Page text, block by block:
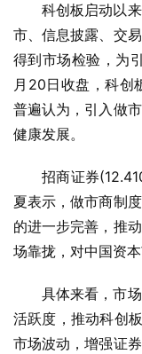
科创板启动以
市、信息披露、交
得到市场检验，为
月20日收盘，科创
普遍认为，引入做
健康发展。
招商证券
夏表示，做市商制
的进一步完善，推
场靠拢，对中国资
具体来看，市
活跃度，推动科创
市场波动，增强证